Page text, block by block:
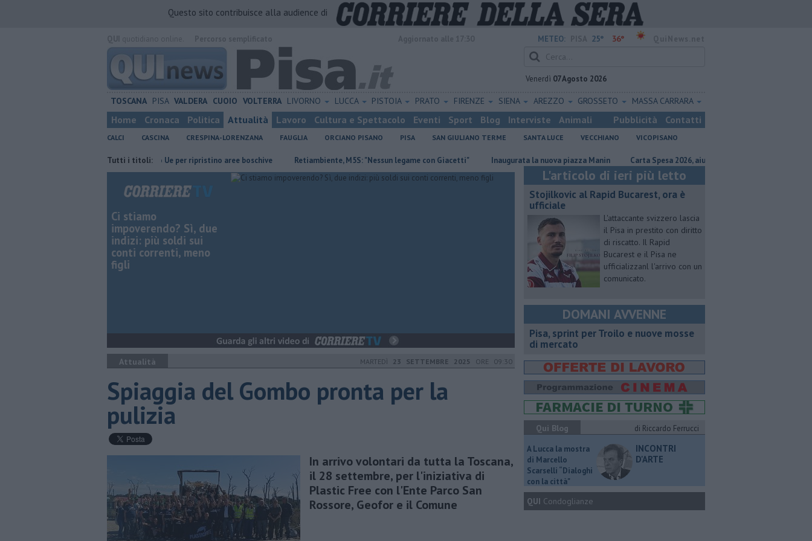
Questo sito contribuisce alla audience di
METEO: 25° 36°
Venerdì 07 Agosto 2026
TOSCANA PISA VALDERA CUOIO VOLTERRA LIVORNO LUCCA PISTOIA PRATO FIRENZE SIENA AREZZO GROSSETO MASSA CARRARA
Home Cronaca Politica Attualità Lavoro Cultura e Spettacolo Eventi Sport Blog Interviste Animali Pubblicità Contatti
CALCI CASCINA CRESPINA-LORENZANA FAUGLIA ORCIANO PISANO PISA SAN GIULIANO TERME SANTA LUCE VECCHIANO VICOPISANO
Tutti i titoli:
Calci nel progetto Ue per ripristino aree boschive Retiambiente, M5S: "Nessun legame con Giacetti" Inaugurata la nuova piazza Manin Carta Spesa 2026, aiuti a oltre 700 famiglie
Ci stiamo
impoverendo? Sì, due
indizi: più soldi sui
conti correnti, meno
figli
Attualità MARTEDÌ 23 SETTEMBRE 2025 ORE 09:30
Spiaggia del Gombo pronta per la
pulizia
In arrivo volontari da tutta la Toscana,
il 28 settembre, per l'iniziativa di
Plastic Free con l'Ente Parco San
Rossore, Geofor e il Comune
L'articolo di ieri più letto
Stojilkovic al Rapid Bucarest, ora è
ufficiale
L'attaccante svizzero lascia
il Pisa in prestito con diritto
di riscatto. Il Rapid
Bucarest e il Pisa ne
ufficializzanl l'arrivo con un
comunicato.
DOMANI AVVENNE
Pisa, sprint per Troilo e nuove mosse
di mercato
Qui Blog
di Riccardo Ferrucci
A Lucca la mostra
di Marcello
Scarselli “Dialoghi
con la città"
INCONTRI
D'ARTE
QUI Condoglianze